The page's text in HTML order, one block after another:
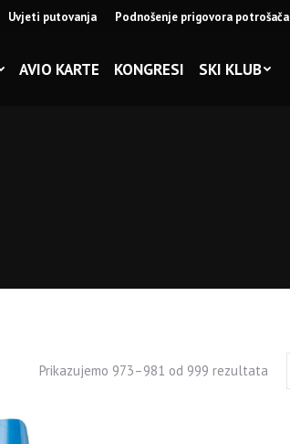
Uvjeti putovanja Podnošenje prigovora potrošača
AVIO KARTE KONGRESI SKI KLUB
Prikazujemo 973–981 od 999 rezultata